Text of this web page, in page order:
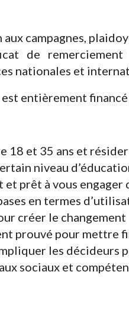
aux campagnes,
de
nationales et
entièrement financé
18 et 35 ans et résider
niveau
et prêt à vous engager
en termes
créer le changement
prouvé pour mettre
les décideurs
sociaux et